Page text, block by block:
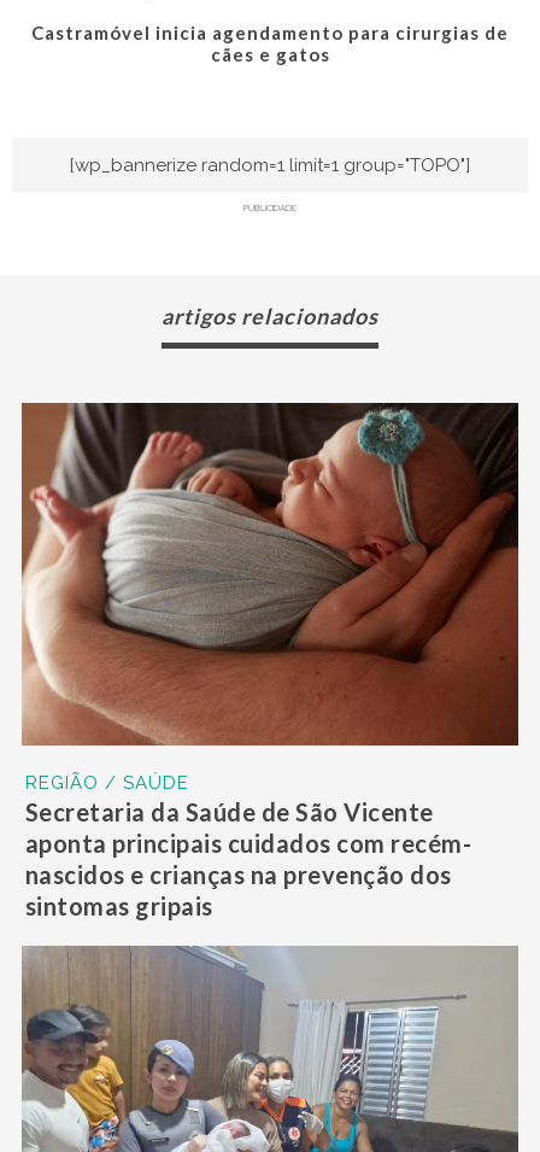
Castramóvel inicia agendamento para cirurgias de
cães e gatos
[wp_bannerize random=1 limit=1 group="TOPO"]
PUBLICIDADE
artigos relacionados
REGIÃO / SAÚDE
Secretaria da Saúde de São Vicente
aponta principais cuidados com recém-
nascidos e crianças na prevenção dos
sintomas gripais